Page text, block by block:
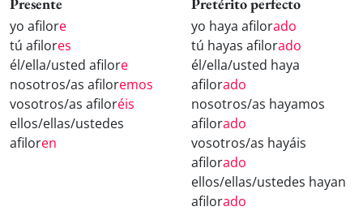
Presente
yo afilore
tú afilores
él/ella/usted afilore
nosotros/as afiloremos
vosotros/as afiloréis
ellos/ellas/ustedes
afiloren
Pretérito perfecto
yo haya afilorado
tú hayas afilorado
él/ella/usted haya
afilorado
nosotros/as hayamos
afilorado
vosotros/as hayáis
afilorado
ellos/ellas/ustedes hayan
afilorado